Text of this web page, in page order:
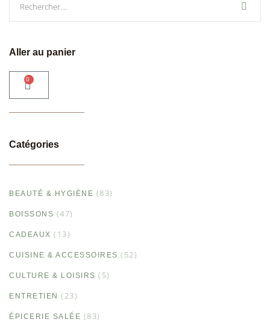
Aller au panier
0
Catégories
BEAUTÉ & HYGIÈNE (83)
BOISSONS (47)
CADEAUX (13)
CUISINE & ACCESSOIRES (52)
CULTURE & LOISIRS (5)
ENTRETIEN (23)
ÉPICERIE SALÉE (83)